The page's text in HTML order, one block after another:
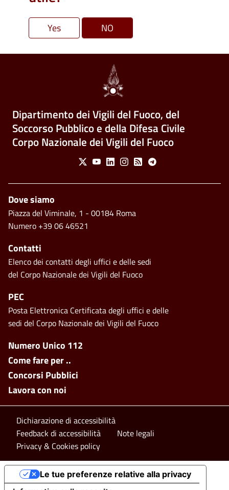
Dipartimento dei Vigili del Fuoco, del
Soccorso Pubblico e della Difesa Civile
Corpo Nazionale dei Vigili del Fuoco
Social Menu
X YoutubeLinkedinInstagram
Feed Telegram
Footer side menu
Numero Unico 112
Come fare per ..
Concorsi Pubblici
Lavora con noi
Piè di pagina
Dove siamo
Piazza del Viminale, 1 - 00184 Roma
Numero +39 06 46521
Contatti
Elenco dei contatti degli uffici e delle sedi
del Corpo Nazionale dei Vigili del Fuoco
PEC
Posta Elettronica Certificata degli uffici e delle
sedi del Corpo Nazionale dei Vigili del Fuoco
Footer bottom
Dichiarazione di accessibilità
Feedback di accessibilità
Note legali
Privacy & Cookies policy
Le tue preferenze relative alla privacy